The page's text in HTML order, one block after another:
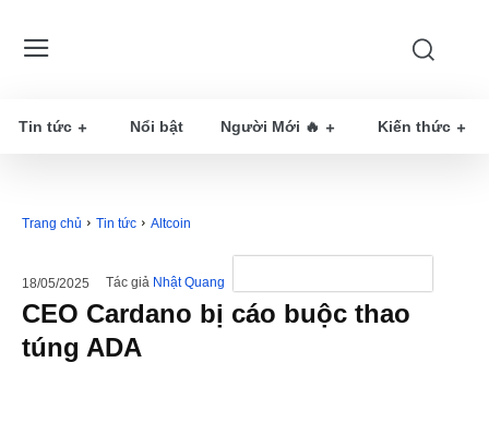
Tin tức Nổi bật Người Mới 🔥 Kiến thức
Trang chủ Tin tức Altcoin
18/05/2025 Tác giả Nhật Quang
CEO Cardano bị cáo buộc thao
túng ADA